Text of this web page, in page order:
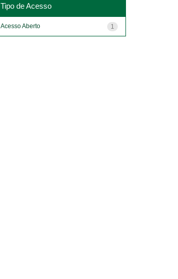
Tipo de Acesso
1
Acesso Aberto